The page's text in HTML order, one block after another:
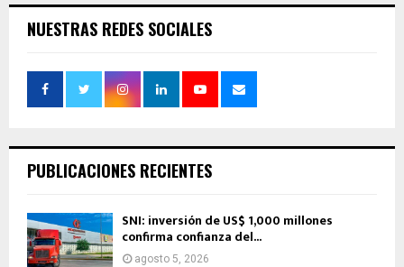
NUESTRAS REDES SOCIALES
PUBLICACIONES RECIENTES
SNI: inversión de US$ 1,000 millones
confirma confianza del...
agosto 5, 2026